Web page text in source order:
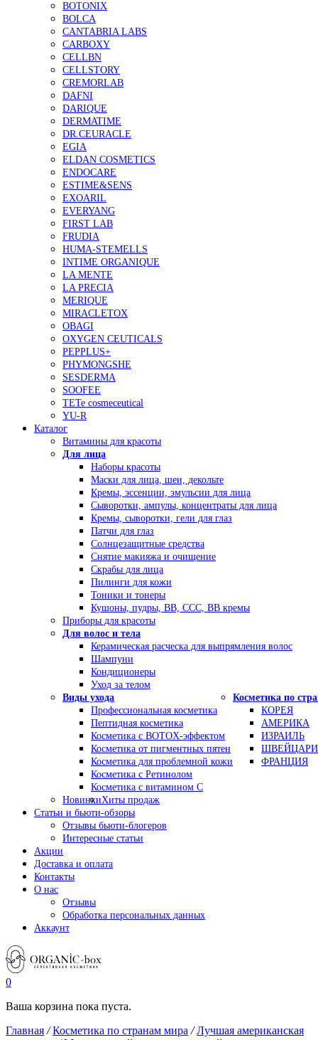
BOTONIX
BOLCA
CANTABRIA LABS
CARBOXY
CELLBN
CELLSTORY
CREMORLAB
DAFNI
DARIQUE
DERMATIME
DR.CEURACLE
EGIA
ELDAN COSMETICS
ENDOCARE
ESTIME&SENS
EXOARIL
EVERYANG
FIRST LAB
FRUDIA
HUMA-STEMELLS
INTIME ORGANIQUE
LA MENTE
LA PRECIA
MERIQUE
MIRACLETOX
OBAGI
OXYGEN CEUTICALS
PEPPLUS+
PHYMONGSHE
SESDERMA
SOOFEE
TETe cosmeceutical
YU-R
Каталог
Витамины для красоты
Для лица
Наборы красоты
Маски для лица, шеи, декольте
Кремы, эссенции, эмульсии для лица
Сыворотки, ампулы, концентраты для лица
Кремы, сыворотки, гели для глаз
Патчи для глаз
Солнцезащитные средства
Снятие макияжа и очищение
Скрабы для лица
Пилинги для кожи
Тоники и тонеры
Кушоны, пудры, ВВ, ССС, ВВ кремы
Приборы для красоты
Для волос и тела
Керамическая расческа для выпрямления волос
Шампуни
Кондиционеры
Уход за телом
Виды ухода
Профессиональная косметика
Пептидная косметика
Косметика с BOTOX-эффектом
Косметика от пигментных пятен
Косметика для проблемной кожи
Косметика с Ретинолом
Косметика с витамином С
Косметика по
КОРЕЯ
АМЕРИКА
ИЗРАИЛЬ
ФРАНЦИЯ
НовинкиХиты продаж
Статьи и бьюти-обзоры
Отзывы бьюти-блогеров
Интересные статьи
Акции
Доставка и оплата
Контакты
О нас
Отзывы
Обработка персональных данных
Аккаунт
0
Ваша корзина пока пуста.
Главная /Косметика по странам мира /Лучшая американская